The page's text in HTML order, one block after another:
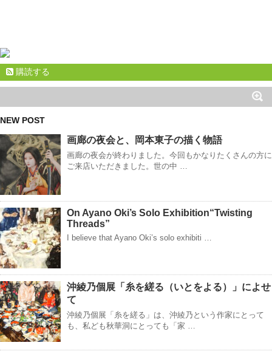
購読する
NEW POST
画廊の夜会と、岡本東子の描く物語
画廊の夜会が終わりました。今回もかなりたくさんの方に
ご来店いただきました。世の中 …
On Ayano Oki’s Solo Exhibition“Twisting
Threads”
I believe that Ayano Oki’s solo exhibiti …
沖綾乃個展「糸を縒る（いとをよる）」によせ
て
沖綾乃個展「糸を縒る」は、沖綾乃という作家にとって
も、私ども秋華洞にとっても「家 …